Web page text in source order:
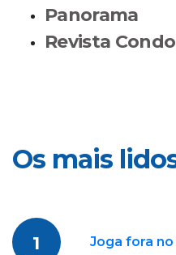
Panorama
Revista
Os mais
1 Joga fora no